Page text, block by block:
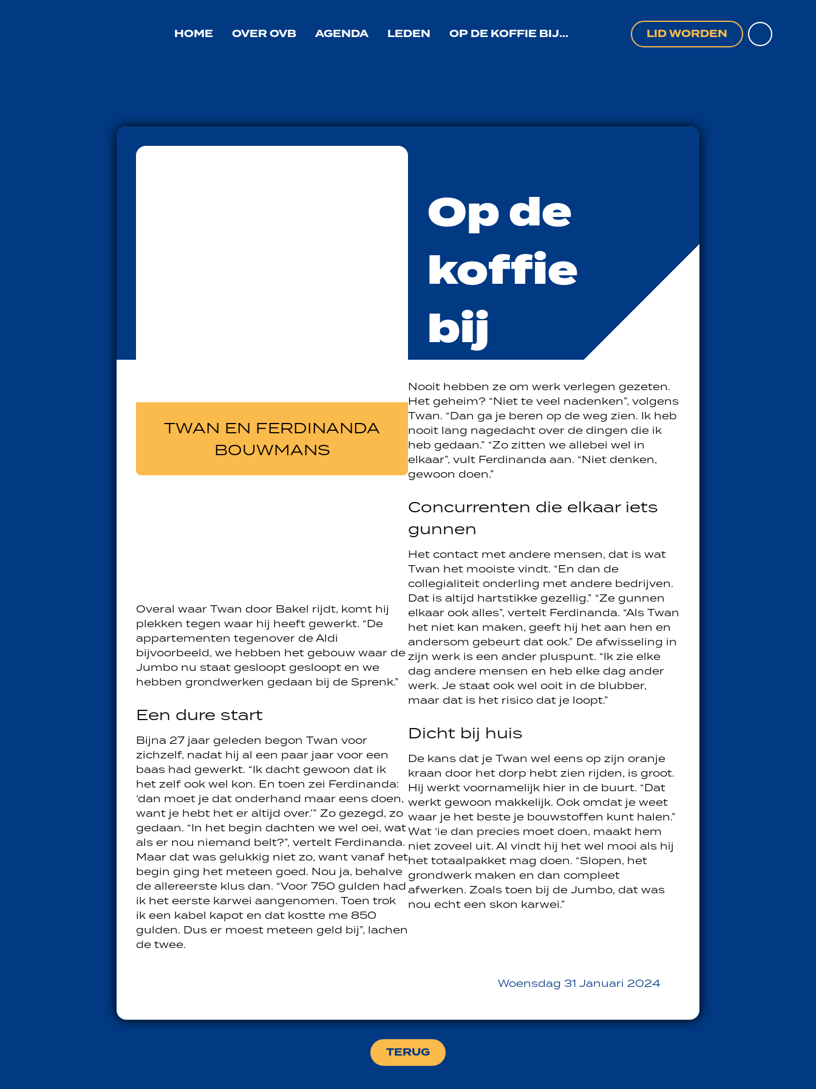
HOME OVER OVB AGENDA LEDEN OP DE KOFFIE BIJ… LID WORDEN MAIL
TWAN EN FERDINANDA
BOUWMANS
Overal waar Twan door Bakel rijdt, komt hij
plekken tegen waar hij heeft gewerkt. “De
appartementen tegenover de Aldi
bijvoorbeeld, we hebben het gebouw waar de
Jumbo nu staat gesloopt gesloopt en we
hebben grondwerken gedaan bij de Sprenk.”
Een dure start
Bijna 27 jaar geleden begon Twan voor
zichzelf, nadat hij al een paar jaar voor een
baas had gewerkt. “Ik dacht gewoon dat ik
het zelf ook wel kon. En toen zei Ferdinanda:
‘dan moet je dat onderhand maar eens doen,
want je hebt het er altijd over.’” Zo gezegd, zo
gedaan. “In het begin dachten we wel oei, wat
als er nou niemand belt?”, vertelt Ferdinanda.
Maar dat was gelukkig niet zo, want vanaf het
begin ging het meteen goed. Nou ja, behalve
de allereerste klus dan. “Voor 750 gulden had
ik het eerste karwei aangenomen. Toen trok
ik een kabel kapot en dat kostte me 850
gulden. Dus er moest meteen geld bij”, lachen
de twee.
Nooit hebben ze om werk verlegen gezeten.
Het geheim? “Niet te veel nadenken”, volgens
Twan. “Dan ga je beren op de weg zien. Ik heb
nooit lang nagedacht over de dingen die ik
heb gedaan.” “Zo zitten we allebei wel in
elkaar”, vult Ferdinanda aan. “Niet denken,
gewoon doen.”
Concurrenten die elkaar iets
gunnen
Het contact met andere mensen, dat is wat
Twan het mooiste vindt. “En dan de
collegialiteit onderling met andere bedrijven.
Dat is altijd hartstikke gezellig.” “Ze gunnen
elkaar ook alles”, vertelt Ferdinanda. “Als Twan
het niet kan maken, geeft hij het aan hen en
andersom gebeurt dat ook.” De afwisseling in
zijn werk is een ander pluspunt. “Ik zie elke
dag andere mensen en heb elke dag ander
werk. Je staat ook wel ooit in de blubber,
maar dat is het risico dat je loopt.”
Dicht bij huis
De kans dat je Twan wel eens op zijn oranje
kraan door het dorp hebt zien rijden, is groot.
Hij werkt voornamelijk hier in de buurt. “Dat
werkt gewoon makkelijk. Ook omdat je weet
waar je het beste je bouwstoffen kunt halen.”
Wat ‘ie dan precies moet doen, maakt hem
niet zoveel uit. Al vindt hij het wel mooi als hij
het totaalpakket mag doen. “Slopen, het
grondwerk maken en dan compleet
afwerken. Zoals toen bij de Jumbo, dat was
nou echt een skon karwei.”
Woensdag 31 Januari 2024
TERUG